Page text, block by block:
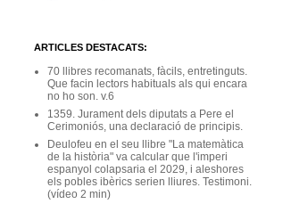
ARTICLES DESTACATS:
70 llibres recomanats, fàcils, entretinguts.
Que facin lectors habituals als qui encara
no ho son. v.6
1359. Jurament dels diputats a Pere el
Cerimoniós, una declaració de principis.
Deulofeu en el seu llibre "La matemàtica
de la història" va calcular que l'imperi
espanyol colapsaria el 2029, i aleshores
els pobles ibèrics serien lliures. Testimoni.
(vídeo 2 min)